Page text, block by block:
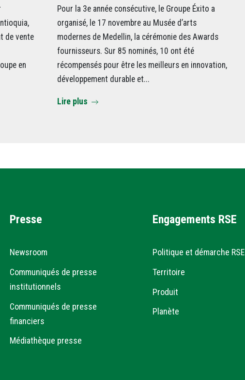
de vente
en
Pour la 3e année consécutive, le Groupe Éxito a
organisé, le 17 novembre au Musée d’arts
modernes de Medellin, la cérémonie des Awards
fournisseurs. Sur 85 nominés, 10 ont été
récompensés pour être les meilleurs en innovation,
développement durable et...
Lire plus
Presse
Newsroom
Communiqués de presse
institutionnels
Communiqués de presse
financiers
Médiathèque presse
Engagements RSE
Politique et démarche RSE
Territoire
Produit
Planète